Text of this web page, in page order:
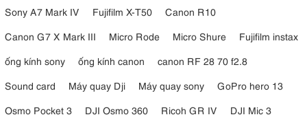
Sony A7 Mark IV
Fujifilm X-T50
Canon R10
Canon G7 X Mark III
Micro Rode Micro Shure
Fujifilm instax
ống kính sony
ống kính canon
canon RF 28 70 f2.8
Sound card
Máy quay Dji Máy quay sony
GoPro hero 13
Osmo Pocket 3
DJI Osmo 360 Ricoh GR IV
DJI Mic 3